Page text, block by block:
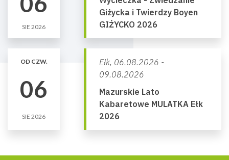
SIE 2026
Giżycka i Twierdzy Boyen
GIŻYCKO 2026
OD CZW.
06
SIE 2026
Ełk, 06.08.2026 -
09.08.2026
Mazurskie Lato
Kabaretowe MULATKA Ełk
2026